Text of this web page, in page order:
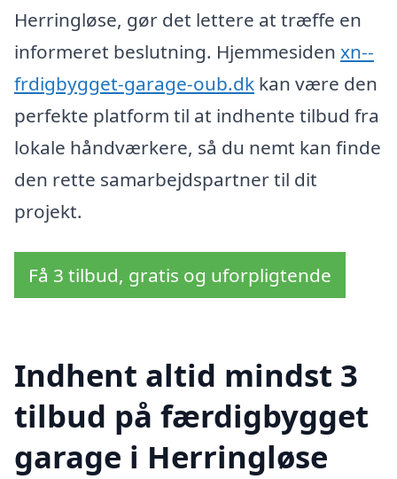
Herringløse, gør det lettere at træffe en
informeret beslutning. Hjemmesiden xn--
frdigbygget-garage-oub.dk kan være den
perfekte platform til at indhente tilbud fra
lokale håndværkere, så du nemt kan finde
den rette samarbejdspartner til dit
projekt.
Få 3 tilbud, gratis og uforpligtende
Indhent altid mindst 3
tilbud på færdigbygget
garage i Herringløse